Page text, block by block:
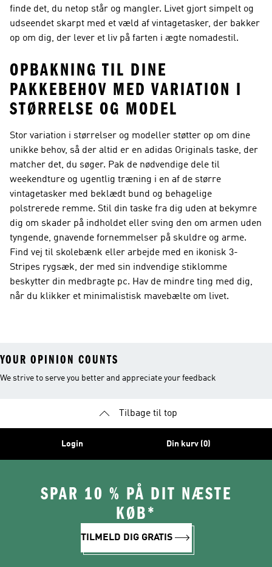
finde det, du netop står og mangler. Livet gjort simpelt og
udseendet skarpt med et væld af vintagetasker, der bakker
op om dig, der lever et liv på farten i ægte nomadestil.
OPBAKNING TIL DINE
PAKKEBEHOV MED VARIATION I
STØRRELSE OG MODEL
Stor variation i størrelser og modeller støtter op om dine
unikke behov, så der altid er en adidas Originals taske, der
matcher det, du søger. Pak de nødvendige dele til
weekendture og ugentlig træning i en af de større
vintagetasker med beklædt bund og behagelige
polstrerede remme. Stil din taske fra dig uden at bekymre
dig om skader på indholdet eller sving den om armen uden
tyngende, gnavende fornemmelser på skuldre og arme.
Find vej til skolebænk eller arbejde med en ikonisk 3-
Stripes rygsæk, der med sin indvendige stiklomme
beskytter din medbragte pc. Hav de mindre ting med dig,
når du klikker et minimalistisk mavebælte om livet.
YOUR OPINION COUNTS
We strive to serve you better and appreciate your feedback
Tilbage til top
Login Din kurv (0)
SPAR 10 % PÅ DIT NÆSTE
KØB*
TILMELD DIG GRATIS